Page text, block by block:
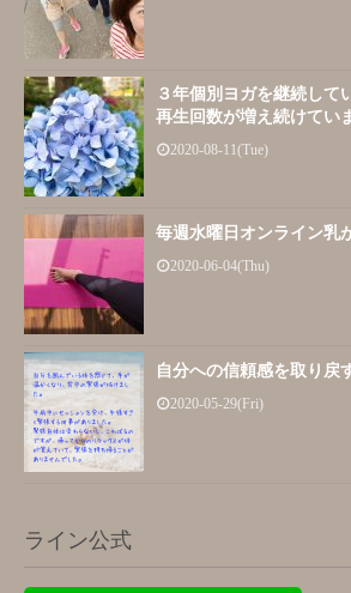
３年個別ヨガを継続して
再生回数が増え続けてい
2020-08-11(Tue)
毎週水曜日オンライン乳
2020-06-04(Thu)
自分への信頼感を取り戻
2020-05-29(Fri)
ライン公式